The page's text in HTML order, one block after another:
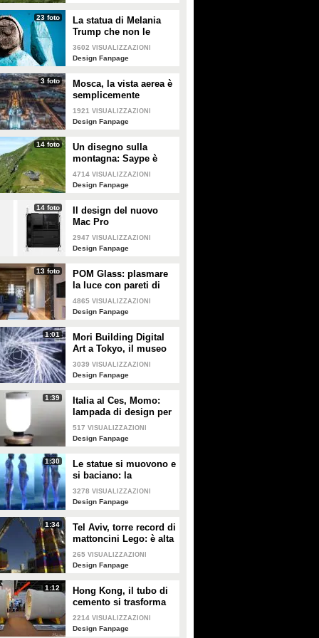
23 foto
La statua di Melania
Trump che non le
somiglia per niente e
tutti gli altri "disastri"
3602 VISUALIZZAZIONI
Design Fanpage
3 foto
Mosca, la vista aerea è
semplicemente
mozzafiato
1921 VISUALIZZAZIONI
Design Fanpage
14 foto
Un disegno sulla
montagna: Saype è
l'artista che dipinge
prati e montagne
4714 VISUALIZZAZIONI
Design Fanpage
14 foto
Il design del nuovo
Mac Pro
2947 VISUALIZZAZIONI
Design Fanpage
13 foto
POM Glass: plasmare
la luce con pareti di
vetro, ferro e legno
4865 VISUALIZZAZIONI
Design Fanpage
1:01
Mori Building Digital
Art a Tokyo, il museo
più "folle" del mondo
3039 VISUALIZZAZIONI
Design Fanpage
1:39
Italia al Ces, Momo:
lampada di design per
la sicurezza in casa
517 VISUALIZZAZIONI
Design Fanpage
1:30
Le statue si muovono e
si baciano: la
romantica storia tra un
comune ragazzo e una
3278 VISUALIZZAZIONI
Design Fanpage
1:34
Tel Aviv, torre record di
mattoncini Lego: è alta
36 metri
265 VISUALIZZAZIONI
Design Fanpage
1:12
Hong Kong, il tubo di
cemento si trasforma
in un appartamento: gli
interni vi stupiranno
2214 VISUALIZZAZIONI
Design Fanpage